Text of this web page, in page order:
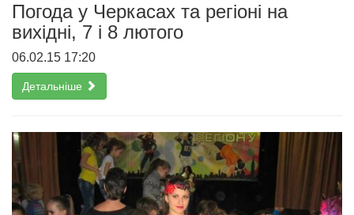
Погода у Черкасах та регіоні на
вихідні, 7 і 8 лютого
06.02.15 17:20
Детальніше